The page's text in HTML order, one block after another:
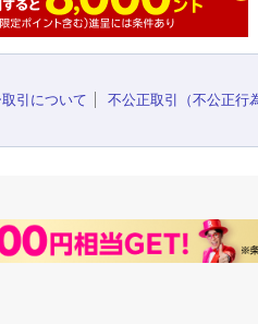
引について
不公正取引（不公正行